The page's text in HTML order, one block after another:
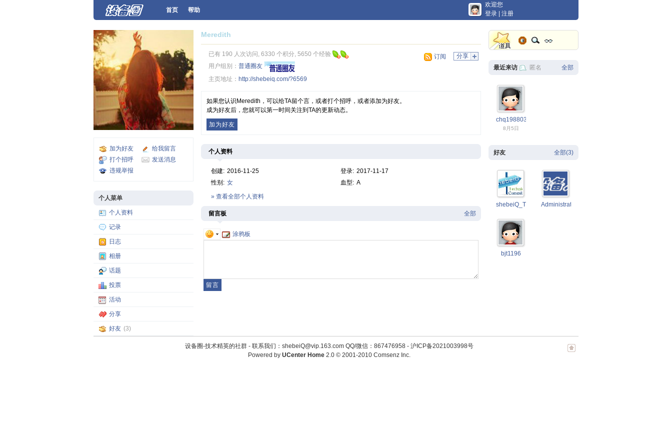
首页 帮助
欢迎您
登录
注册
加为好友
给我留言
打个招呼
发送消息
违规举报
个人菜单
个人资料
记录
日志
相册
话题
投票
活动
分享
好友 (3)
Meredith
分享
订阅
已有 190 人次访问, 6330 个积分, 5650 个经验
用户组别： 普通圈友
主页地址： http://shebeiq.com/?6569
如果您认识Meredith，可以给TA留个言，或者打个招呼，或者添加为好友。
成为好友后，您就可以第一时间关注到TA的更新动态。
加为好友
个人资料
创建: 2016-11-25 登录: 2017-11-17
性别: 女 血型: A
» 查看全部个人资料
全部
留言板
涂鸦板
全部
最近来访 匿名
chq19880305
8月5日
全部(3)
好友
shebeiQ_TC Administrator
bjt1196
设备圈-技术精英的社群 - 联系我们：shebeiQ@vip.163.com QQ/微信：867476958- 沪ICP备2021003998号
Powered by UCenter Home 2.0© 2001-2010 Comsenz Inc.